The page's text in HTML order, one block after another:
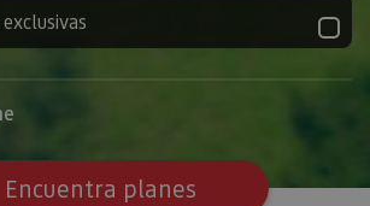
Encuentra planes